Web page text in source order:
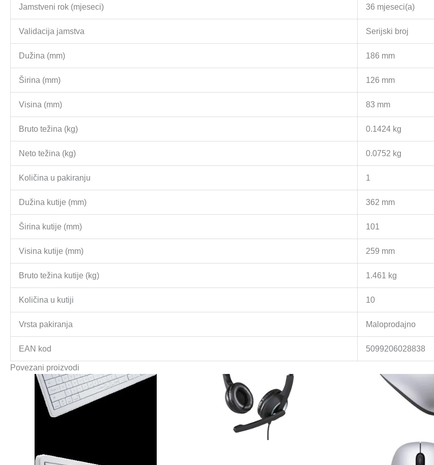
Jamstveni rok (mjeseci) 36 mjeseci(a)
Validacija jamstva Serijski broj
Dužina (mm) 186 mm
Širina (mm) 126 mm
Visina (mm) 83 mm
Bruto težina (kg) 0.1424 kg
Neto težina (kg) 0.0752 kg
Količina u pakiranju 1
Dužina kutije (mm) 362 mm
Širina kutije (mm) 101
Visina kutije (mm) 259 mm
Bruto težina kutije (kg) 1.461 kg
Količina u kutiji 10
Vrsta pakiranja Maloprodajno
EAN kod 5099206028838
Povezani proizvodi